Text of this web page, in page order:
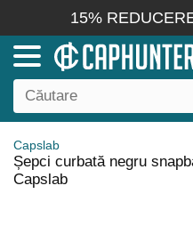
15%
Capslab
Șepci curbată negru
Capslab